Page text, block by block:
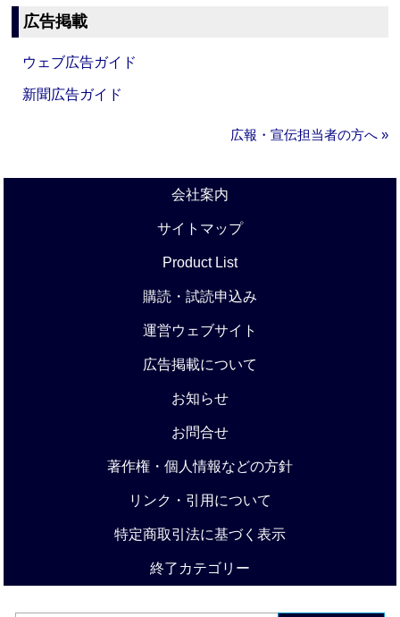
広告掲載
ウェブ広告ガイド
新聞広告ガイド
広報・宣伝担当者の方へ »
会社案内
サイトマップ
Product List
購読・試読申込み
運営ウェブサイト
広告掲載について
お知らせ
お問合せ
著作権・個人情報などの方針
リンク・引用について
特定商取引法に基づく表示
終了カテゴリー